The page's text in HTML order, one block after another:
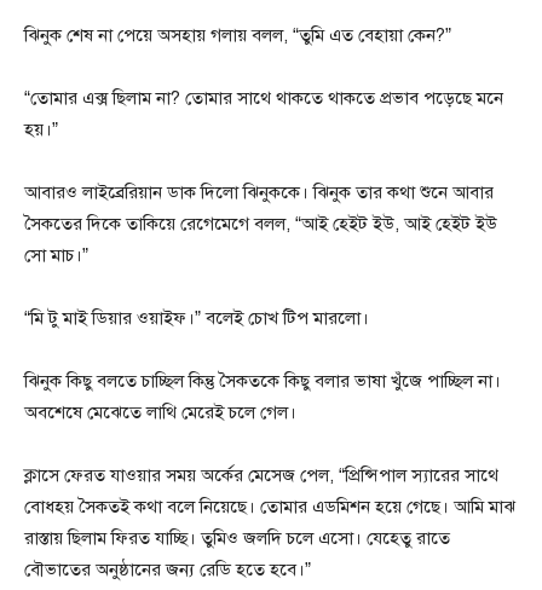
ঝিনুক শেষ না পেয়ে অসহায় গলায় বলল, “তুমি এত বেহায়া কেন?”
“তোমার এক্স ছিলাম না? তোমার সাথে থাকতে থাকতে প্রভাব পড়েছে মনে
হয়।”
আবারও লাইব্রেরিয়ান ডাক দিলো ঝিনুককে। ঝিনুক তার কথা শুনে আবার
সৈকতের দিকে তাকিয়ে রেগেমেগে বলল, “আই হেইট ইউ, আই হেইট ইউ
সো মাচ।”
“মি টু মাই ডিয়ার ওয়াইফ।” বলেই চোখ টিপ মারলো।
ঝিনুক কিছু বলতে চাচ্ছিল কিন্তু সৈকতকে কিছু বলার ভাষা খুঁজে পাচ্ছিল না।
অবশেষে মেঝেতে লাথি মেরেই চলে গেল।
ক্লাসে ফেরত যাওয়ার সময় অর্কের মেসেজ পেল, “প্রিন্সিপাল স্যারের সাথে
বোধহয় সৈকতই কথা বলে নিয়েছে। তোমার এডমিশন হয়ে গেছে। আমি মাঝ
রাস্তায় ছিলাম ফিরত যাচ্ছি। তুমিও জলদি চলে এসো। যেহেতু রাতে
বৌভাতের অনুষ্ঠানের জন্য রেডি হতে হবে।”